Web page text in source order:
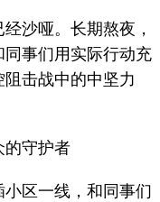
沙哑。长期熬夜，
事们用实际行动充
击战中的中坚力
守护者
区一线，和同事们